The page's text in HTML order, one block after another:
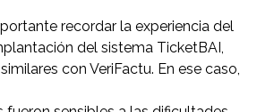
recordar la experiencia del
del sistema TicketBAI,
con VeriFactu. En ese caso,